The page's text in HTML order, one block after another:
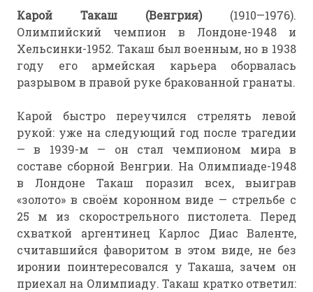
Карой Такаш (Венгрия)(1910—1976).
Олимпийский чемпион в Лондоне-1948 и
Хельсинки-1952. Такаш был военным, но в 1938
году его армейская карьера оборвалась
разрывом в правой руке бракованной гранаты.
Карой быстро переучился стрелять левой
рукой: уже на следующий год после трагедии
— в 1939-м — он стал чемпионом мира в
составе сборной Венгрии. На Олимпиаде-1948
в Лондоне Такаш поразил всех, выиграв
«золото» в своём коронном виде — стрельбе с
25 м из скорострельного пистолета. Перед
схваткой аргентинец Карлос Диас Валенте,
считавшийся фаворитом в этом виде, не без
иронии поинтересовался у Такаша, зачем он
приехал на Олимпиаду. Такаш кратко ответил: